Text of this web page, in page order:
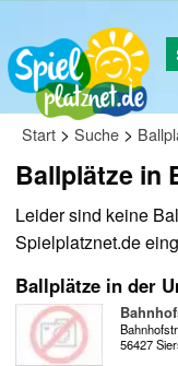
Start > Suche >
Ballplätze in
Leider sind keine
Spielplatznet.de
Ballplätze in der
56427